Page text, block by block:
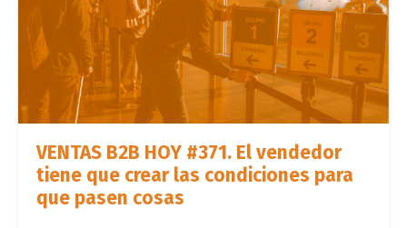
VENTAS B2B HOY #371. El vendedor
tiene que crear las condiciones para
que pasen cosas